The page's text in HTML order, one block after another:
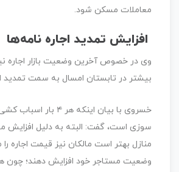
معاملات مسکن شود.
افزایش تمدید اجاره نامه‌ها
وی در خصوص آخرین وضعیت بازار اجاره
بیشتر در تابستان امسال به سمت تمدید
خسروی با بیان اینکه
سوزی است، گفت: البته به دلیل افزایش
منازل بهتر است مالکان نیز قیمت اجاره
وضعیت مستاجر خود افزایش دهند؛ چون